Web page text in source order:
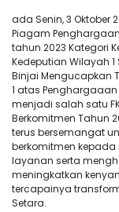
ada Senin, 3 Oktober
Piagam
tahun 2023 Kategori
Kedeputian Wilayah
Binjai Mengucapkan
1 atas Penghargaaan
menjadi salah satu
Berkomitmen Tahun
terus bersemangat
berkomitmen
layanan serta
meningkatkan
tercapainya
Setara.